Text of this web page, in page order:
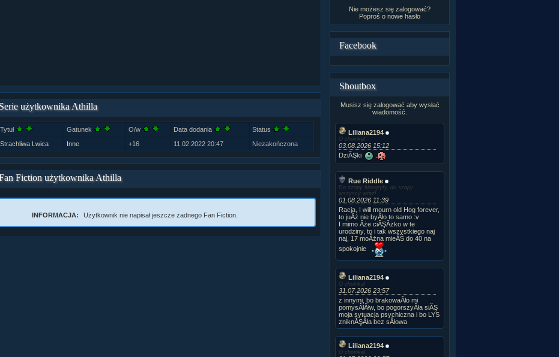
9 cz.2...
Serie użytkownika Athilla
Tytuł Gatunek O/w Data dodania
Status
Strachliwa Lwica
Inne +16 11.02.2022 20:47 Niezakończona
Fiction użytkownika Athilla
INFORMACJA: Użytkownik nie napisał jeszcze żadnego Fan Fiction.
Nie możesz się zalogować?
Poproś o nowe hasło
Facebook
Shoutbox
Musisz się zalogować aby wysłać
wiadomość.
Liliana2194
O choinka!
03.08.2026 15:12
DziĂŞki
Rue Riddle
Do szopy hipogryfy, do szopy
wszyscy wraz!
01.08.2026 11:39
Racja, I will mourn old Hog forever,
to juÂż nie byÂło to samo :v
I mimo Âże ciĂŞÂżko w te
urodziny, to i tak wszystkiego naj
naj, 17 moÂżna mieĂŚ do 40 na
spokojnie
Liliana2194
O choinka!
31.07.2026 23:57
z innymi, bo brakowaÂło mi
pomysÂłĂłw, bo pogorszyÂła siĂŞ
moja sytuacja psychiczna i bo LYS
zniknĂŞÂła bez sÂłowa
Liliana2194
O choinka!